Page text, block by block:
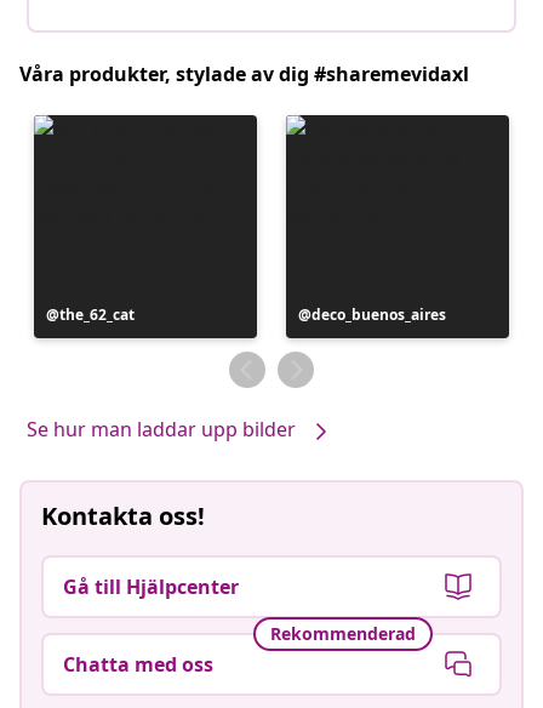
Våra produkter, stylade av dig #sharemevidaxl
Inlägg
publicerat
the_62_cat
Inlägg
publicerat
av
deco_buenos_aires
Se hur man laddar upp bilder
Kontakta oss!
Gå till Hjälpcenter
Rekommenderad
Chatta med oss